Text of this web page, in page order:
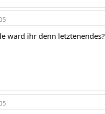
ward ihr denn letztenendes?